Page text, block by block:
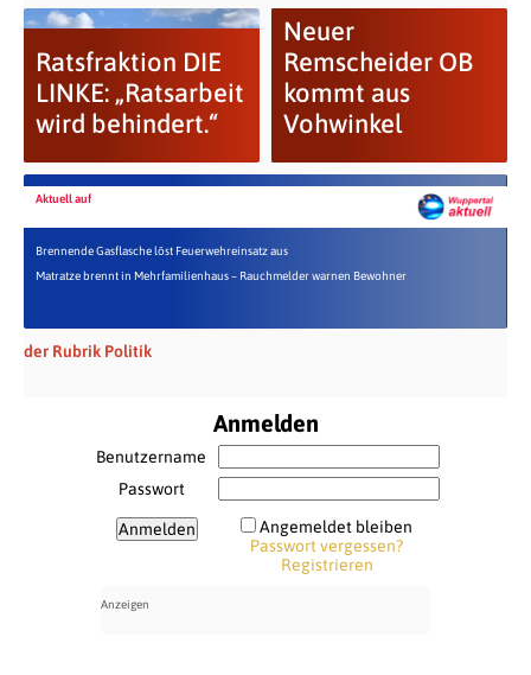
Ratsfraktion DIE
LINKE: „Ratsarbeit
wird behindert.“
Neuer
Remscheider OB
kommt aus
Vohwinkel
Aktuell auf
Brennende Gasflasche löst Feuerwehreinsatz aus
Matratze brennt in Mehrfamilienhaus – Rauchmelder warnen Bewohner
der Rubrik Politik
Anmelden
Benutzername
Passwort
Angemeldet bleiben
Passwort vergessen?
Registrieren